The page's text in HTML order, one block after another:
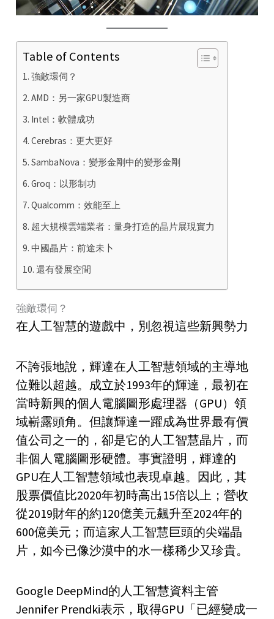
Table of Contents
強敵環伺？
AMD：另一家GPU製造商
Intel：軟體成功
Cerebras：更大更好
SambaNova：變形金剛中的變形金剛
Groq：以形制功
Qualcomm：效能至上
超大規模雲端業者：量身打造的晶片展現實力
中國晶片：前途未卜
還有發展空間
強敵環伺？
在人工智慧的遊戲中，別忽視這些新興勢力
不誇張地說，輝達在人工智慧領域的主導地
位難以超越。成立於1993年的輝達，最初在
當時新興的個人電腦圖形處理器（GPU）領
域嶄露頭角。但讓輝達一躍成為世界最有價
值公司之一的，卻是它的人工智慧晶片，而
非個人電腦圖形硬體。事實證明，輝達的
GPU在人工智慧領域也表現卓越。因此，其
股票價值比2020年初時高出15倍以上；營收
從2019財年的約120億美元飆升至2024年的
600億美元；而這家人工智慧巨頭的尖端晶
片，如今已像沙漠中的水一樣稀少又珍貴。
Google DeepMind的人工智慧資料主管
Jennifer Prendki表示，取得GPU「已經變成一